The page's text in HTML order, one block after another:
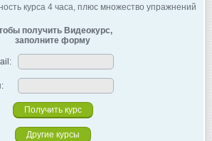
курса 4 часа, плюс множество упражнений
получить Видеокурс,
заполните форму
Другие курсы